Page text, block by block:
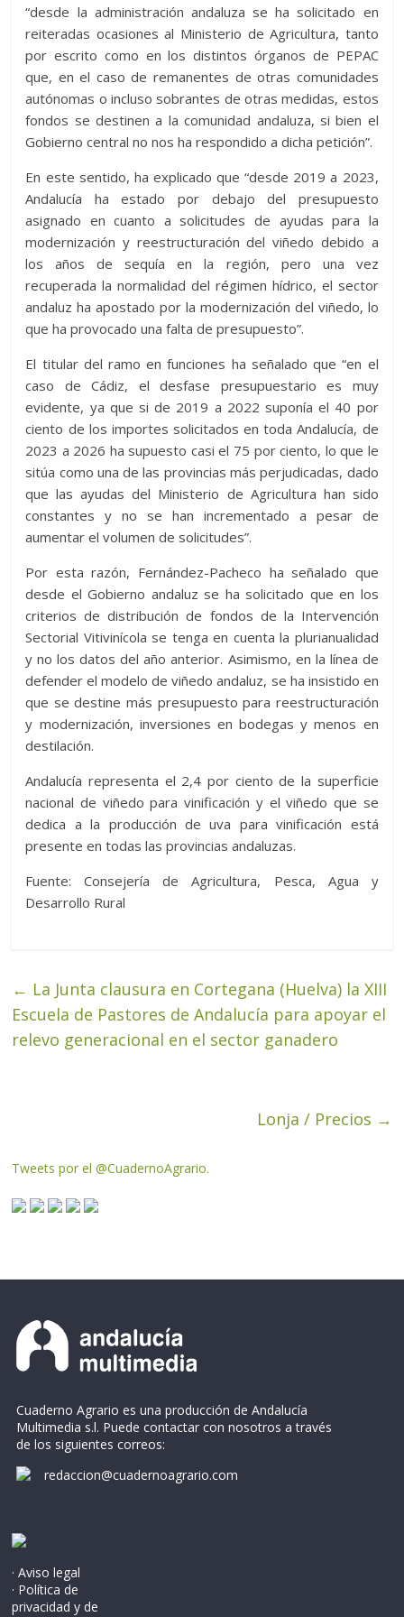
“desde la administración andaluza se ha solicitado en
reiteradas ocasiones al Ministerio de Agricultura, tanto
por escrito como en los distintos órganos de PEPAC
que, en el caso de remanentes de otras comunidades
autónomas o incluso sobrantes de otras medidas, estos
fondos se destinen a la comunidad andaluza, si bien el
Gobierno central no nos ha respondido a dicha petición”.
En este sentido, ha explicado que “desde 2019 a 2023,
Andalucía ha estado por debajo del presupuesto
asignado en cuanto a solicitudes de ayudas para la
modernización y reestructuración del viñedo debido a
los años de sequía en la región, pero una vez
recuperada la normalidad del régimen hídrico, el sector
andaluz ha apostado por la modernización del viñedo, lo
que ha provocado una falta de presupuesto”.
El titular del ramo en funciones ha señalado que “en el
caso de Cádiz, el desfase presupuestario es muy
evidente, ya que si de 2019 a 2022 suponía el 40 por
ciento de los importes solicitados en toda Andalucía, de
2023 a 2026 ha supuesto casi el 75 por ciento, lo que le
sitúa como una de las provincias más perjudicadas, dado
que las ayudas del Ministerio de Agricultura han sido
constantes y no se han incrementado a pesar de
aumentar el volumen de solicitudes”.
Por esta razón, Fernández-Pacheco ha señalado que
desde el Gobierno andaluz se ha solicitado que en los
criterios de distribución de fondos de la Intervención
Sectorial Vitivinícola se tenga en cuenta la plurianualidad
y no los datos del año anterior. Asimismo, en la línea de
defender el modelo de viñedo andaluz, se ha insistido en
que se destine más presupuesto para reestructuración
y modernización, inversiones en bodegas y menos en
destilación.
Andalucía representa el 2,4 por ciento de la superficie
nacional de viñedo para vinificación y el viñedo que se
dedica a la producción de uva para vinificación está
presente en todas las provincias andaluzas.
Fuente: Consejería de Agricultura, Pesca, Agua y
Desarrollo Rural
← La Junta clausura en Cortegana (Huelva) la XIII
Escuela de Pastores de Andalucía para apoyar el
relevo generacional en el sector ganadero
Lonja / Precios →
Tweets por el @CuadernoAgrario.
Cuaderno Agrario es una producción de Andalucía
Multimedia s.l. Puede contactar con nosotros a través
de los siguientes correos:
redaccion@cuadernoagrario.com
· Aviso legal
· Política de
privacidad y de